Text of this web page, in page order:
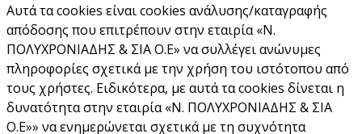
Αυτά τα cookies είναι cookies ανάλυσης/καταγραφής
απόδοσης που επιτρέπουν στην εταιρία «Ν.
ΠΟΛΥΧΡΟΝΙΑΔΗΣ & ΣΙΑ Ο.Ε» να συλλέγει ανώνυμες
πληροφορίες σχετικά με την χρήση του ιστότοπου από
τους χρήστες. Ειδικότερα, με αυτά τα cookies δίνεται η
δυνατότητα στην εταιρία «Ν. ΠΟΛΥΧΡΟΝΙΑΔΗΣ & ΣΙΑ
Ο.Ε»» να ενημερώνεται σχετικά με τη συχνότητα